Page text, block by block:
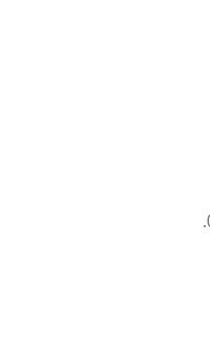
موعد غروب الشمس في ده قاضي بلخ ، المعروف أيضًا بوقت الإفطار، هو 19:03، ووقت الفجر، الذي يمثل نهاية وقت الإمساك في ده قاضي بلخ ، هو 03:24.